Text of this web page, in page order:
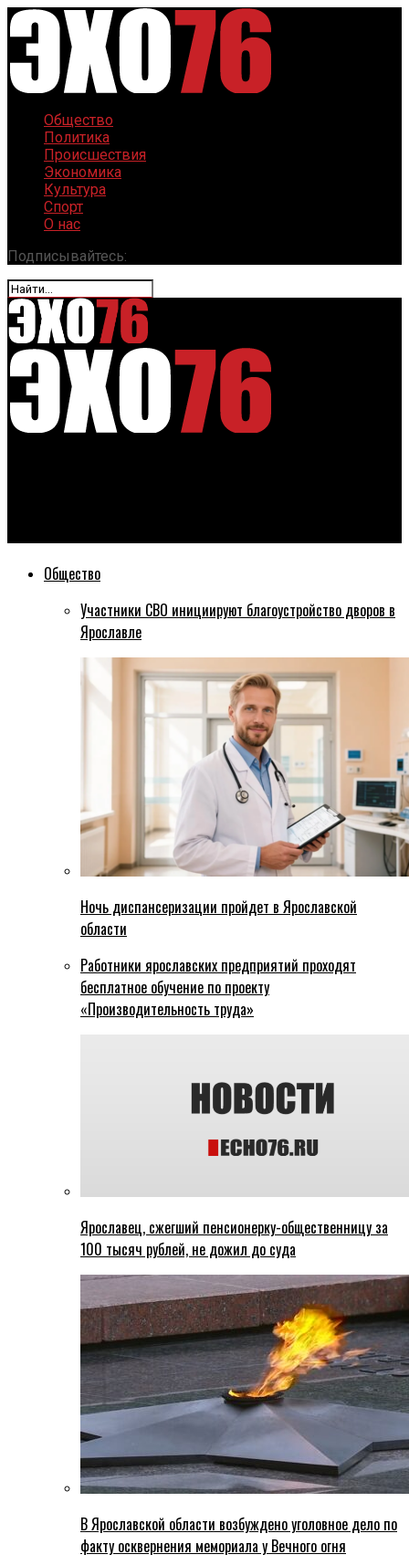
Общество
Политика
Происшествия
Экономика
Культура
Спорт
О нас
Подписывайтесь:
Общество
Участники СВО инициируют благоустройство дворов в
Ярославле
Ночь диспансеризации пройдет в Ярославской
области
Работники ярославских предприятий проходят
бесплатное обучение по проекту
«Производительность труда»
Ярославец, сжегший пенсионерку-общественницу за
100 тысяч рублей, не дожил до суда
В Ярославской области возбуждено уголовное дело по
факту осквернения мемориала у Вечного огня